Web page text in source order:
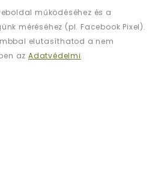
működéséhez és a
méréséhez (pl. Facebook Pixel).
elutasíthatod a nem
az Adatvédelmi
ár:1,457Ft.